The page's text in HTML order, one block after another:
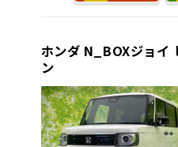
ホンダ N_BOXジョイ
ン